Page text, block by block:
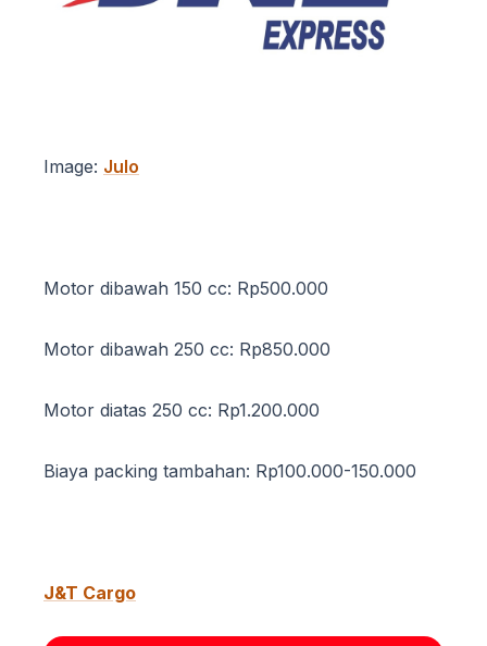
Image: Julo
Motor dibawah 150 cc: Rp500.000
Motor dibawah 250 cc: Rp850.000
Motor diatas 250 cc: Rp1.200.000
Biaya packing tambahan: Rp100.000-150.000
J&T Cargo